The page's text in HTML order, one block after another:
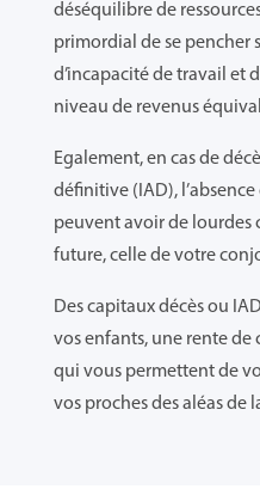
déséquilibre de
primordial de se pencher
d’incapacité de travail et
niveau de revenus
Egalement, en cas de
définitive (IAD),
peuvent avoir de lourdes
future, celle de votre
Des capitaux décès ou
vos enfants, une rente
qui vous permettent de
vos proches des aléas de